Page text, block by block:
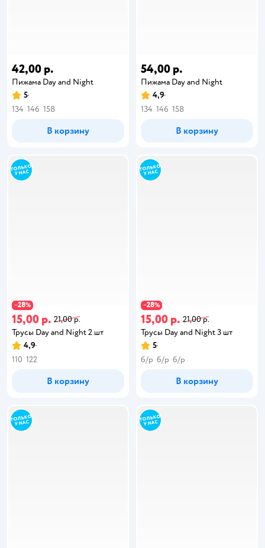
42,00 р.
Пижама Day and Night
5
134 146 158
В корзину
54,00 р.
Пижама Day and Night
4,9
134 146 158
В корзину
−28%
15,00 р. 21,00 р.
Трусы Day and Night 2 шт
4,9
110 122
В корзину
−28%
15,00 р. 21,00 р.
Трусы Day and Night 3 шт
5
б/р б/р б/р
В корзину